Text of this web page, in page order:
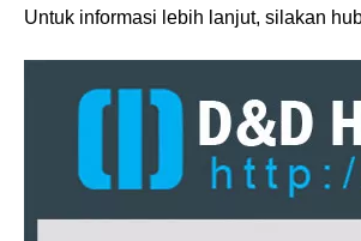
Untuk informasi lebih lanjut, silakan